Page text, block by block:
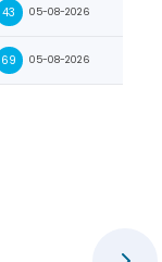
43 05-08-2026
69 05-08-2026